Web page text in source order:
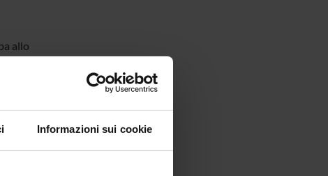
Informazioni sui cookie
allo
con